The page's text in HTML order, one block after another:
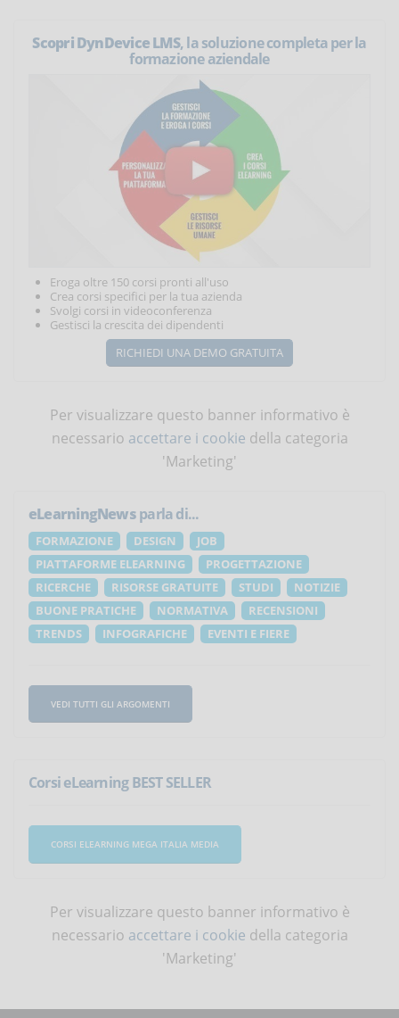
Scopri DynDevice LMS, la soluzione completa per la
formazione aziendale
Eroga oltre 150 corsi pronti all'uso
Crea corsi specifici per la tua azienda
Svolgi corsi in videoconferenza
Gestisci la crescita dei dipendenti
RICHIEDI UNA DEMO GRATUITA
Per visualizzare questo banner informativo è
necessario accettare i cookie della categoria
'Marketing'
eLearningNewsparla di...
FORMAZIONE DESIGN
JOB
PIATTAFORME ELEARNING
PROGETTAZIONE
RICERCHE
RISORSE GRATUITE STUDI
NOTIZIE
BUONE PRATICHE
NORMATIVA
RECENSIONI
TRENDS
INFOGRAFICHE EVENTI E FIERE
VEDI TUTTI GLI ARGOMENTI
Corsi eLearning BEST SELLER
CORSI ELEARNING MEGA ITALIA MEDIA
Per visualizzare questo banner informativo è
necessario accettare i cookie della categoria
'Marketing'